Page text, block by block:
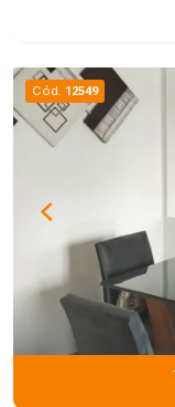
Cód. 12549